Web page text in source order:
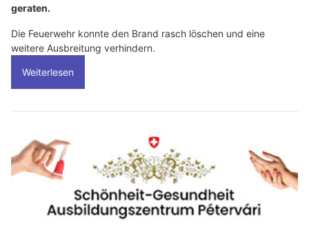
geraten.
Die Feuerwehr konnte den Brand rasch löschen und eine
weitere Ausbreitung verhindern.
Weiterlesen